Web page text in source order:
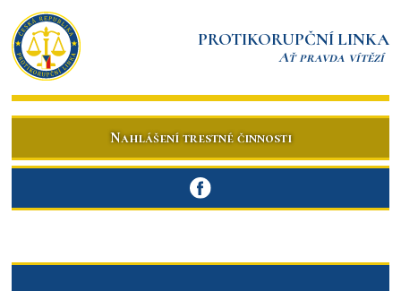
PROTIKORUPČNÍ LINKA
Ať pravda vítězí
Nahlášení trestné činnosti